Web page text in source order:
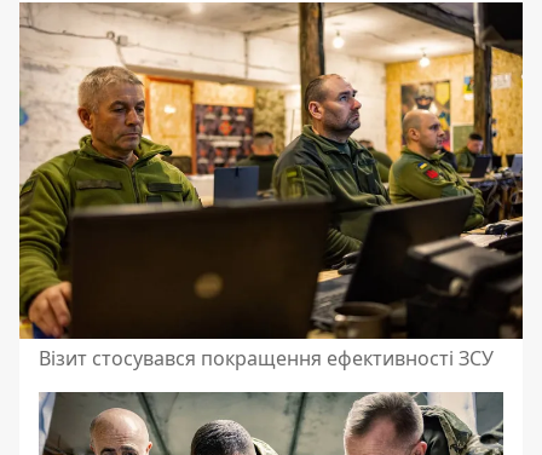
Візит стосувався покращення ефективності ЗСУ